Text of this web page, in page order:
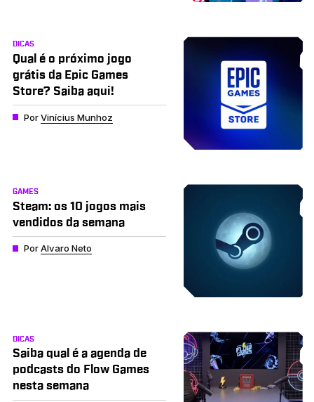
DICAS
Qual é o próximo jogo
grátis da Epic Games
Store? Saiba aqui!
PorVinícius Munhoz
GAMES
Steam: os 10 jogos mais
vendidos da semana
PorAlvaro Neto
DICAS
Saiba qual é a agenda de
podcasts do Flow Games
nesta semana